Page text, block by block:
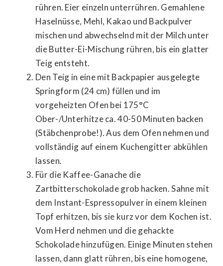
rühren. Eier einzeln unterrühren. Gemahlene
Haselnüsse, Mehl, Kakao und Backpulver
mischen und abwechselnd mit der Milch unter
die Butter-Ei-Mischung rühren, bis ein glatter
Teig entsteht.
Den Teig in eine mit Backpapier ausgelegte
Springform (24 cm) füllen und im
vorgeheizten Ofen bei 175°C
Ober-/Unterhitze ca. 40-50 Minuten backen
(Stäbchenprobe!). Aus dem Ofen nehmen und
vollständig auf einem Kuchengitter abkühlen
lassen.
Für die Kaffee-Ganache die
Zartbitterschokolade grob hacken. Sahne mit
dem Instant-Espressopulver in einem kleinen
Topf erhitzen, bis sie kurz vor dem Kochen ist.
Vom Herd nehmen und die gehackte
Schokolade hinzufügen. Einige Minuten stehen
lassen, dann glatt rühren, bis eine homogene,